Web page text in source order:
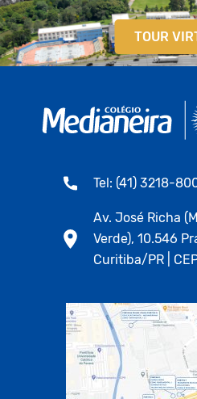
TOUR
Tel: (41) 3218-
Av. José Richa
Verde), 10.546
Curitiba/PR |